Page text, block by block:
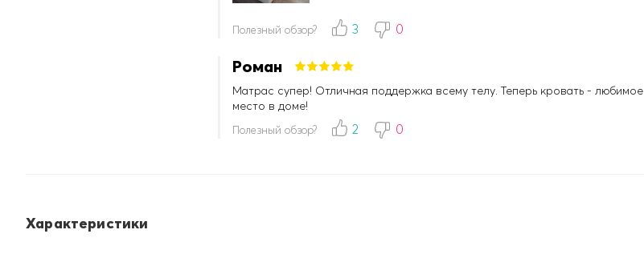
Полезный обзор? 3 0
Роман
Матрас супер! Отличная поддержка всему телу. Теперь кровать - любимое
место в доме!
Полезный обзор? 2 0
Характеристики